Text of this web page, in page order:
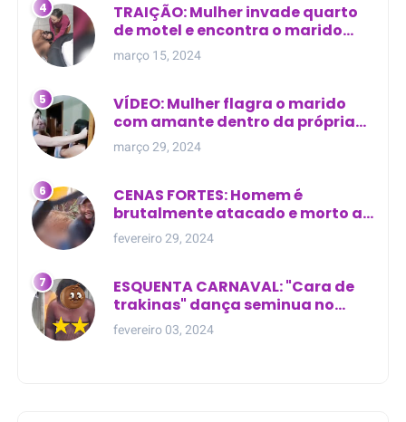
TRAIÇÃO: Mulher invade quarto
de motel e encontra o marido
com outra na cama
março 15, 2024
VÍDEO: Mulher flagra o marido
com amante dentro da própria
residência
março 29, 2024
CENAS FORTES: Homem é
brutalmente atacado e morto a
golpes de facão em joão lisboa
fevereiro 29, 2024
ESQUENTA CARNAVAL: "Cara de
trakinas" dança seminua no
meio da rua na Bahia
fevereiro 03, 2024